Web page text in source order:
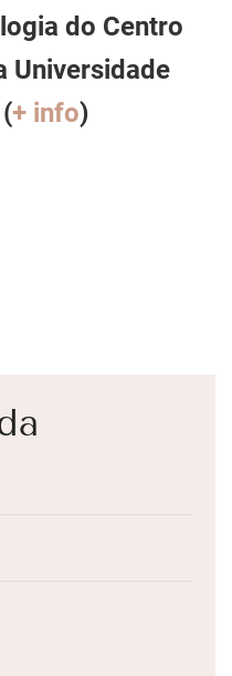
do Centro
Universidade
+ info)